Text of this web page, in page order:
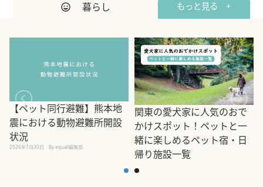
暮らし もっと見る +
【ペット同行避難】熊本地
震における動物避難所開設
状況
2026年7月30日 By equall編集部
関東の愛犬家に人気のおで
かけスポット！ペットと一
緒に楽しめるペット宿・日
帰り施設一覧